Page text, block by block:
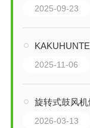
2025-09-23
2025-11-06
旋转式鼓风
2026-03-13